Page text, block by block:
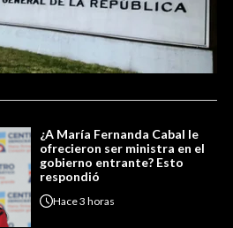
¿A María Fernanda Cabal le
ofrecieron ser ministra en el
gobierno entrante? Esto
respondió
Hace3 horas